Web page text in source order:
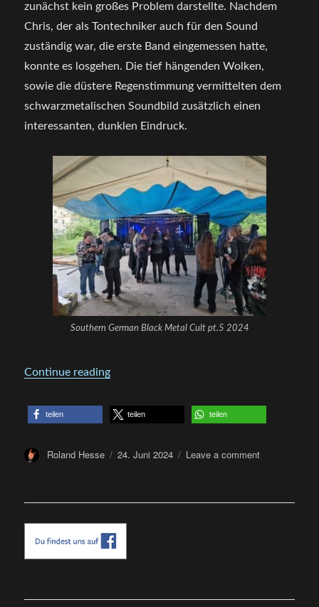
zunächst kein großes Problem darstellte. Nachdem
Chris, der als Tontechniker auch für den Sound
zuständig war, die erste Band eingemessen hatte,
konnte es losgehen. Die tief hängenden Wolken,
sowie die düstere Regenstimmung vermittelten dem
schwarzmetalischen Soundbild zusätzlich einen
interessanten, dunklen Eindruck.
Southern German Black Metal Cult pt.5 2024
Continue reading„Southern German Black Metal Cult pt. 5
teilen teilen teilen
Author
Roland Hesse
Posted
24. Juni 2024 Leave a commenton